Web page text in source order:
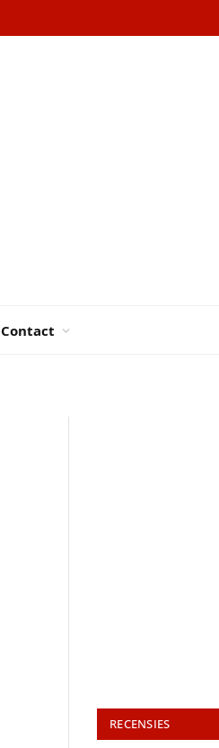
Contact
RECENSIES